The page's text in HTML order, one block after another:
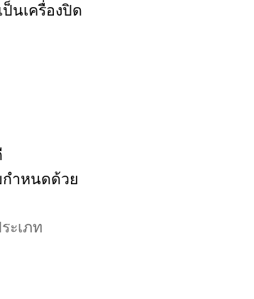
นเครื่องปิด
กำหนดด้วย
ะเภท